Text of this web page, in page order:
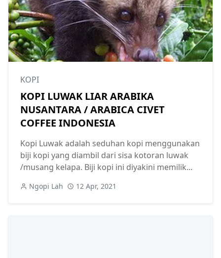
KOPI
KOPI LUWAK LIAR ARABIKA
NUSANTARA / ARABICA CIVET
COFFEE INDONESIA
Kopi Luwak adalah seduhan kopi menggunakan
biji kopi yang diambil dari sisa kotoran luwak
/musang kelapa. Biji kopi ini diyakini memilik...
Ngopi Lah 12 Apr, 2021